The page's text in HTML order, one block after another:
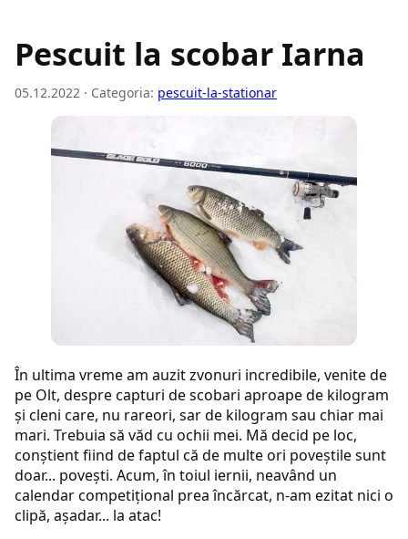
Pescuit la scobar Iarna
05.12.2022 · Categoria: pescuit-la-stationar
În ultima vreme am auzit zvonuri incredibile, venite de
pe Olt, despre capturi de scobari aproape de kilogram
şi cleni care, nu rareori, sar de kilogram sau chiar mai
mari. Trebuia să văd cu ochii mei. Mă decid pe loc,
conştient fiind de faptul că de multe ori poveştile sunt
doar... poveşti. Acum, în toiul iernii, neavând un
calendar competiţional prea încărcat, n-am ezitat nici o
clipă, aşadar... la atac!